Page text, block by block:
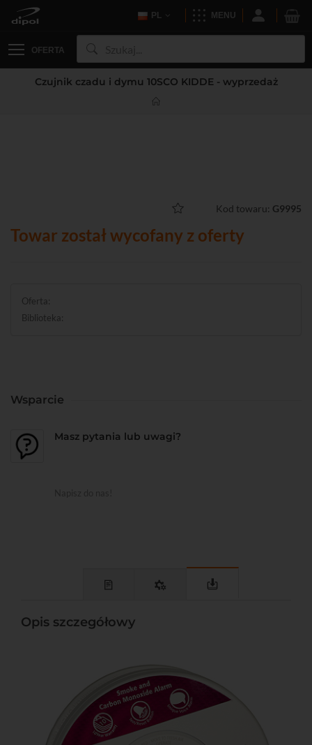
PL MENU
OFERTA
Czujnik czadu i dymu 10SCO KIDDE - wyprzedaż
Kod towaru: G9995
Towar został wycofany z oferty
Oferta:
Biblioteka:
Wsparcie
Masz pytania lub uwagi?
Opis szczegółowy